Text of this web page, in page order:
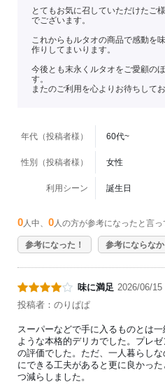
とてもお気に召していただけたご
でございます。
これからもルタオの商品で感動を
作りしてまいります。
今後とも末永くルタオをご愛顧の
す。
またのご利用を心よりお待ちしてお
年代（投稿者様） 60代~
性別（投稿者様） 女性
利用シーン 誕生日
0 人中、 0 人の方が参考になったと言っ
参考になった！ 参考にならな
味に満足 2026/06/
投稿者：のりぱぱ
スーパーなどで手に入るものとは
ような本格的デリカでした。プレ
の評価でした。ただ、一人暮らし
にできる工夫があると更に良かっ
つ減らしました。